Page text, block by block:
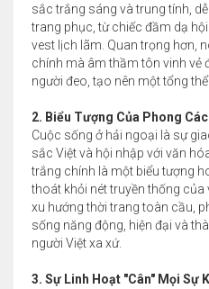
sắc trắng sáng và trung tính,
trang phục, từ chiếc đầm dạ
vest lịch lãm. Quan trọng hơn,
chính mà âm thầm tôn vinh vẻ
người đeo, tạo nên một tổng
2. Biểu Tượng Của Phong
Cuộc sống ở hải ngoại là sự
sắc Việt và hội nhập với văn
trắng chính là một biểu tượng
thoát khỏi nét truyền thống
xu hướng thời trang toàn cầu,
sống năng động, hiện đại và
người Việt xa xứ.
3. Sự Linh Hoạt "Cân" Mọi Sự